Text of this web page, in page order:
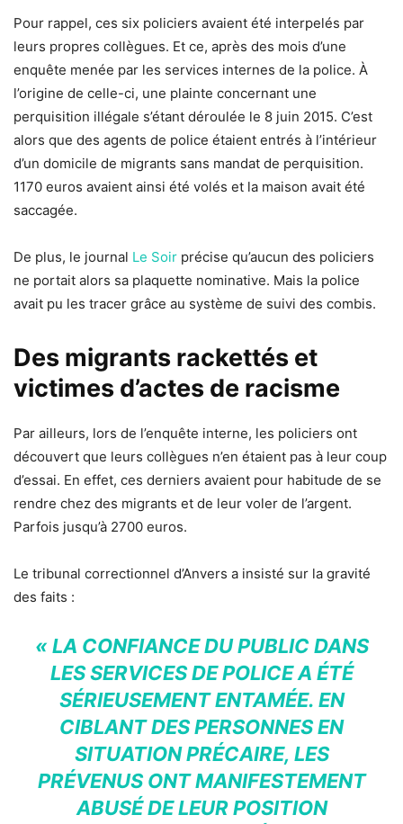
Pour rappel, ces six policiers avaient été interpelés par
leurs propres collègues. Et ce, après des mois d’une
enquête menée par les services internes de la police. À
l’origine de celle-ci, une plainte concernant une
perquisition illégale s’étant déroulée le 8 juin 2015. C’est
alors que des agents de police étaient entrés à l’intérieur
d’un domicile de migrants sans mandat de perquisition.
1170 euros avaient ainsi été volés et la maison avait été
saccagée.
De plus, le journal Le Soir précise qu’aucun des policiers
ne portait alors sa plaquette nominative. Mais la police
avait pu les tracer grâce au système de suivi des combis.
Des migrants rackettés et
victimes d’actes de racisme
Par ailleurs, lors de l’enquête interne, les policiers ont
découvert que leurs collègues n’en étaient pas à leur coup
d’essai. En effet, ces derniers avaient pour habitude de se
rendre chez des migrants et de leur voler de l’argent.
Parfois jusqu’à 2700 euros.
Le tribunal correctionnel d’Anvers a insisté sur la gravité
des faits :
« LA CONFIANCE DU PUBLIC DANS
LES SERVICES DE POLICE A ÉTÉ
SÉRIEUSEMENT ENTAMÉE. EN
CIBLANT DES PERSONNES EN
SITUATION PRÉCAIRE, LES
PRÉVENUS ONT MANIFESTEMENT
ABUSÉ DE LEUR POSITION